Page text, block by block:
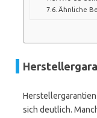
Ähnliche
sich deutlich.